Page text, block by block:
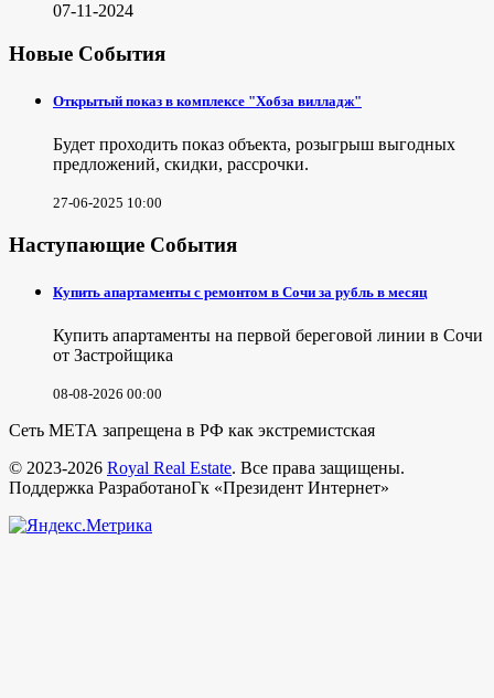
07-11-2024
Новые События
Открытый показ в комплексе "Хобза вилладж"
Будет проходить показ объекта, розыгрыш выгодных
предложений, скидки, рассрочки.
27-06-2025 10:00
Наступающие События
Купить апартаменты с ремонтом в Сочи за рубль в месяц
Купить апартаменты на первой береговой линии в Сочи
от Застройщика
08-08-2026 00:00
Сеть МЕТА запрещена в РФ как экстремистская
© 2023-2026 Royal Real Estate. Все права защищены.
Поддержка РазработаноГк «Президент Интернет»